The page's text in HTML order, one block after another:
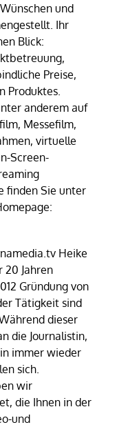
und
Ihr
Blick:
Preise,
Produktes.
anderem auf
Messefilm,
virtuelle
Screen-
finden Sie unter
Heike
20 Jahren
Gründung von
Tätigkeit sind
dieser
die Journalistin,
immer wieder
sich.
wir
die Ihnen in der
und